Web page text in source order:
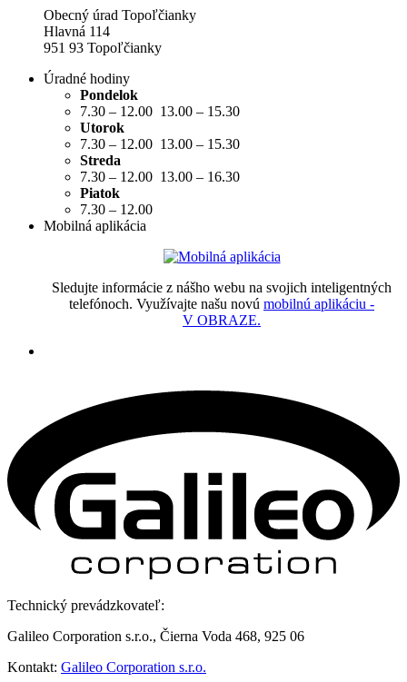
Obecný úrad Topoľčianky
Hlavná 114
951 93 Topoľčianky
Úradné hodiny
Pondelok
7.30 – 12.00 13.00 – 15.30
Utorok
7.30 – 12.00 13.00 – 15.30
Streda
7.30 – 12.00 13.00 – 16.30
Piatok
7.30 – 12.00
Mobilná aplikácia
Sledujte informácie z nášho webu na svojich inteligentných
telefónoch. Využívajte našu novú mobilnú aplikáciu -
V OBRAZE.
Technický prevádzkovateľ:
Galileo Corporation s.r.o., Čierna Voda 468, 925 06
Kontakt: Galileo Corporation s.r.o.